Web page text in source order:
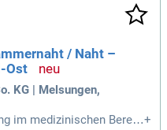
/ Naht –
Ost
KG | Melsungen,
im medizinischen Bereic+